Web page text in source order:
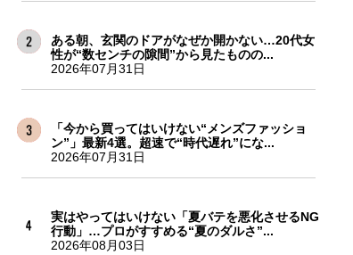
ある朝、玄関のドアがなぜか開かない…20代女
性が“数センチの隙間”から見たものの...
2026年07月31日
「今から買ってはいけない“メンズファッショ
ン”」最新4選。超速で“時代遅れ”にな...
2026年07月31日
実はやってはいけない「夏バテを悪化させるNG
行動」…プロがすすめる“夏のダルさ”...
2026年08月03日